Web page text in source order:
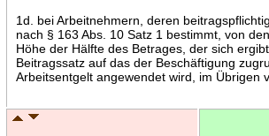
1d. bei Arbeitnehmern, deren
nach § 163 Abs. 10 Satz 1 bestimmt, von
Höhe der Hälfte des Betrages, der sich
Beitragssatz auf das der Beschäftigung
Arbeitsentgelt angewendet wird, im Übrigen